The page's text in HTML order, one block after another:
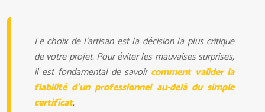
Le choix de l’artisan est la décision la plus critique
de votre projet. Pour éviter les mauvaises surprises,
il est fondamental de savoircomment valider la
fiabilité d'un professionnel au-delà du simple
certificat.